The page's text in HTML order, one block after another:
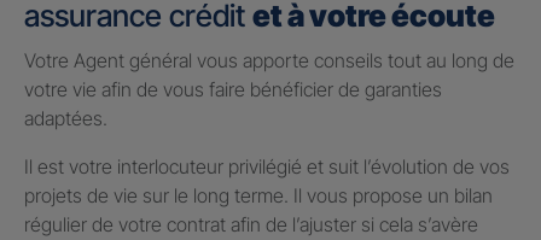
assurance crédit et à votre écoute
Votre Agent général vous apporte conseils tout au long de
votre vie afin de vous faire bénéficier de garanties
adaptées.
Il est votre interlocuteur privilégié et suit l’évolution de vos
projets de vie sur le long terme. Il vous propose un bilan
régulier de votre contrat afin de l’ajuster si cela s’avère